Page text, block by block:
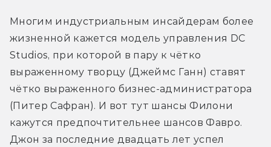
Многим индустриальным инсайдерам более
жизненной кажется модель управления DC
Studios, при которой в пару к чётко
выраженному творцу (Джеймс Ганн) ставят
чётко выраженного бизнес-администратора
(Питер Сафран). И вот тут шансы Филони
кажутся предпочтительнее шансов Фавро.
Джон за последние двадцать лет успел